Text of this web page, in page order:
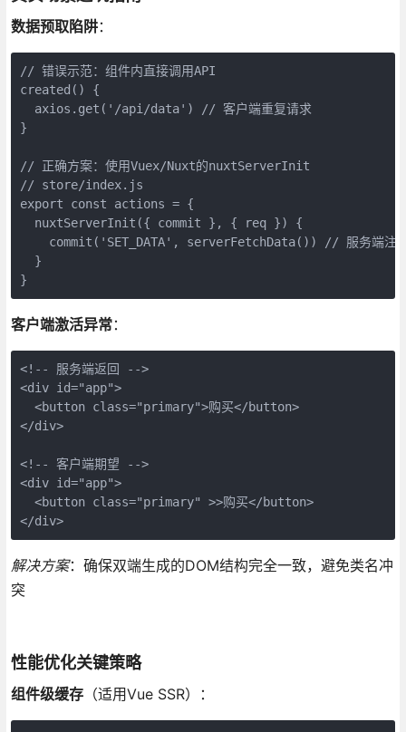
数据预取陷阱：
// 错误示范：组件内直接调用API
created() {
  axios.get('/api/data') // 客户端重复请求
}
// 正确方案：使用Vuex/Nuxt的nuxtServerInit
// store/index.js
export const actions = {
  nuxtServerInit({ commit }, { req }) {
commit('SET_DATA', serverFetchData()) // 服务端注
  }
}
客户端激活异常：
<!-- 服务端返回 -->
<div id="app">
  <button class="primary">购买</button>
</div>
<!-- 客户端期望 -->
<div id="app">
  <button class="primary" >>购买</button>
</div>
解决方案：确保双端生成的DOM结构完全一致，避免类名冲
突
性能优化关键策略
组件级缓存（适用Vue SSR）：